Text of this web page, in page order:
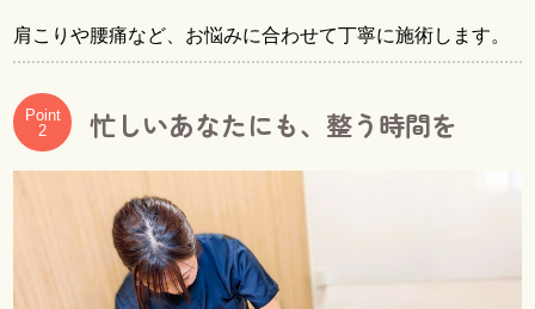
肩こりや腰痛など、お悩みに合わせて丁寧に施術します。
Point
2
忙しいあなたにも、整う時間を